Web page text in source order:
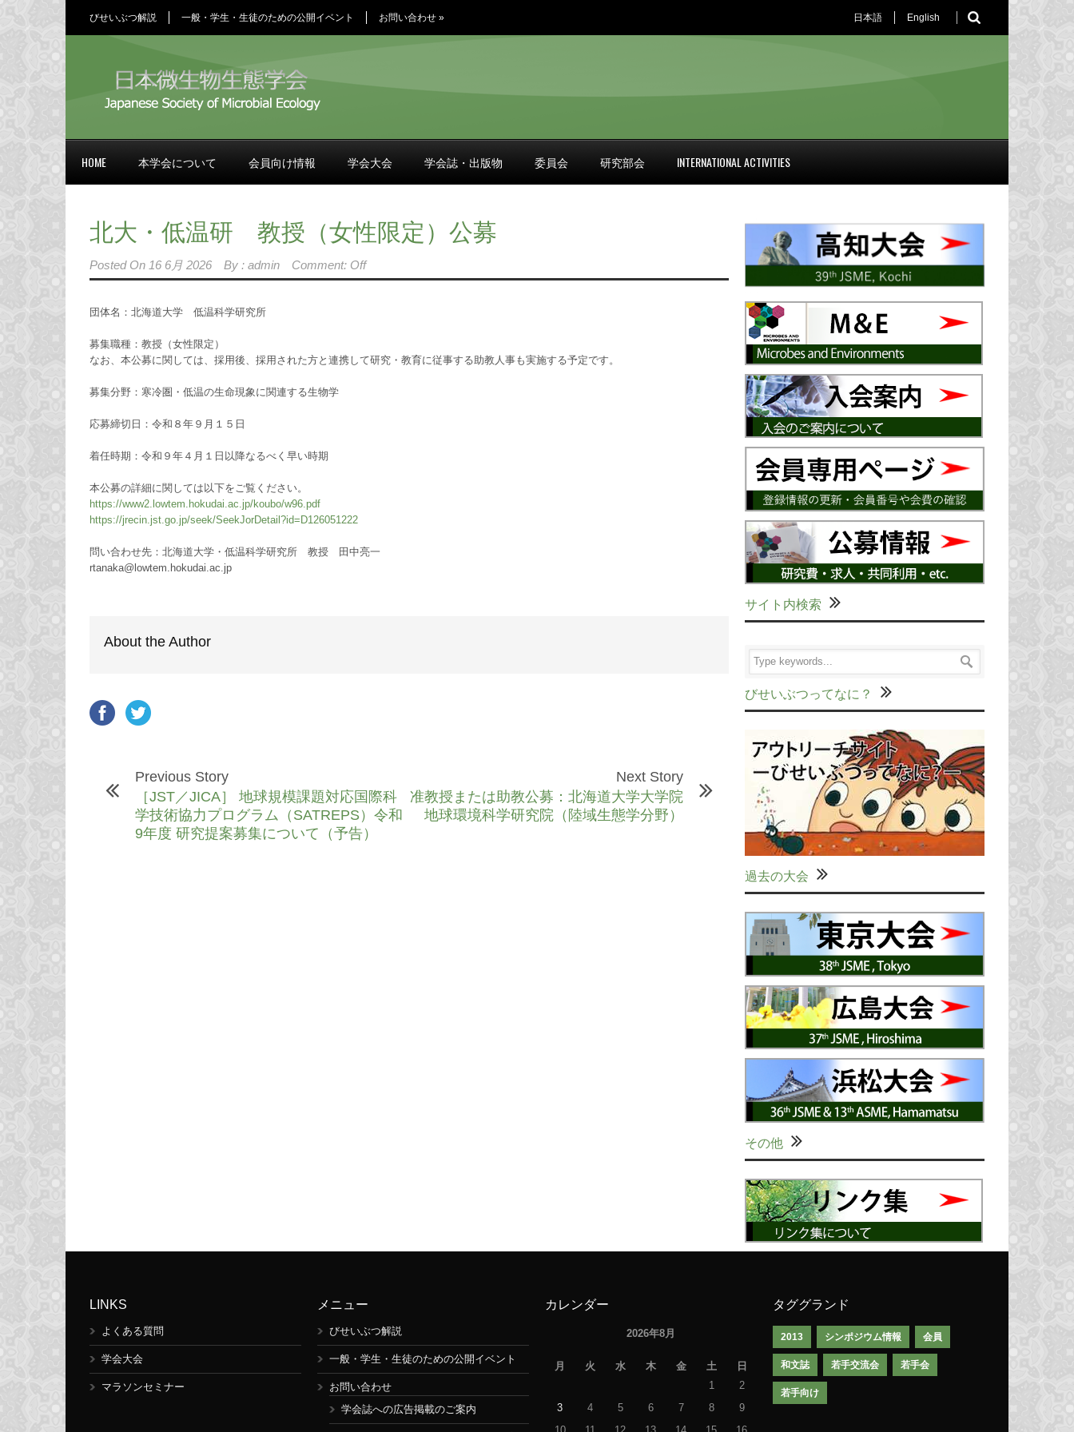
びせいぶつ解説 一般・学生・生徒のための公開イベント お問い合わせ » 日本語 English
HOME 本学会について 会員向け情報 学会大会 学会誌・出版物 委員会 研究部会 INTERNATIONAL ACTIVITIES
北大・低温研 教授（女性限定）公募
Posted On 16 6月 2026 By : admin Comment: Off
団体名：北海道大学 低温科学研究所
募集職種：教授（女性限定）
なお、本公募に関しては、採用後、採用された方と連携して研究・教育に従事する助教人事も実施する予定です。
募集分野：寒冷圏・低温の生命現象に関連する生物学
応募締切日：令和８年９月１５日
着任時期：令和９年４月１日以降なるべく早い時期
本公募の詳細に関しては以下をご覧ください。
https://www2.lowtem.hokudai.ac.jp/koubo/w96.pdf
https://jrecin.jst.go.jp/seek/SeekJorDetail?id=D126051222
問い合わせ先：北海道大学・低温科学研究所 教授 田中亮一
rtanaka@lowtem.hokudai.ac.jp
About the Author
Previous Story
［JST／JICA］ 地球規模課題対応国際科
学技術協力プログラム（SATREPS）令和
9年度 研究提案募集について（予告）
Next Story
准教授または助教公募：北海道大学大学院
地球環境科学研究院（陸域生態学分野）
サイト内検索
びせいぶつってなに？
過去の大会
その他
LINKS
よくある質問
学会大会
マラソンセミナー
メニュー
びせいぶつ解説
一般・学生・生徒のための公開イベント
お問い合わせ
学会誌への広告掲載のご案内
カレンダー
2026年8月
月 火 水 木 金 土
日
1
2
3
4 5 6 7 8
9
タググランド
2013 シンポジウム情報 会員
和文誌 若手交流会 若手会
若手向け